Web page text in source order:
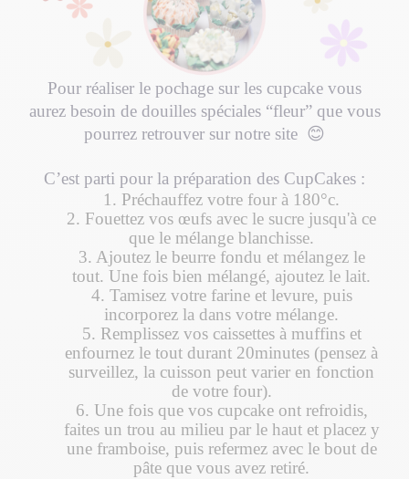
Pour réaliser le pochage sur les cupcake vous
aurez besoin de douilles spéciales “fleur” que vous
pourrez retrouver sur notre site 😊
C’est parti pour la préparation des CupCakes :
1. Préchauffez votre four à 180°c.
2. Fouettez vos œufs avec le sucre jusqu'à ce
que le mélange blanchisse.
3. Ajoutez le beurre fondu et mélangez le
tout. Une fois bien mélangé, ajoutez le lait.
4. Tamisez votre farine et levure, puis
incorporez la dans votre mélange.
5. Remplissez vos caissettes à muffins et
enfournez le tout durant 20minutes (pensez à
surveillez, la cuisson peut varier en fonction
de votre four).
6. Une fois que vos cupcake ont refroidis,
faites un trou au milieu par le haut et placez y
une framboise, puis refermez avec le bout de
pâte que vous avez retiré.